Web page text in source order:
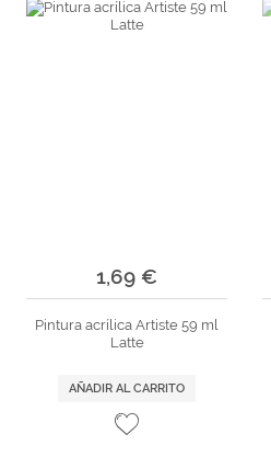
1,69 €
Pintura acrílica Artiste 59 ml
Latte
AÑADIR AL CARRITO